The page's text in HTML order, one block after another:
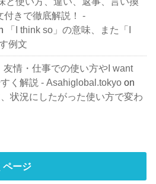
付きで徹底解説！ -
「I think so」の意味、また「I
例文
友情・仕事での使い方やI want
く解説 - Asahiglobal.tokyo on
状況にしたがった使い方で変わ
ページ